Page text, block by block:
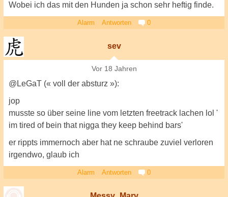
Wobei ich das mit den Hunden ja schon sehr heftig finde.
Alarm Antworten 0
sev
Vor 18 Jahren
@LeGaT (« voll der absturz »):
jop
musste so über seine line vom letzten freetrack lachen lol '
im tired of bein that nigga they keep behind bars'
er rippts immernoch aber hat ne schraube zuviel verloren
irgendwo, glaub ich
Alarm Antworten 0